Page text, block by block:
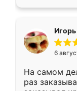
6
На самом
раз